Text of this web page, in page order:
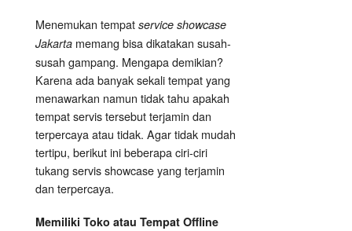
Menemukan tempat service showcase
Jakarta memang bisa dikatakan susah-
susah gampang. Mengapa demikian?
Karena ada banyak sekali tempat yang
menawarkan namun tidak tahu apakah
tempat servis tersebut terjamin dan
terpercaya atau tidak. Agar tidak mudah
tertipu, berikut ini beberapa ciri-ciri
tukang servis showcase yang terjamin
dan terpercaya.
Memiliki Toko atau Tempat Offline